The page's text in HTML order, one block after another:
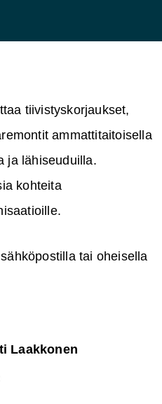
tiivistyskorjaukset,
ammattitaitoisella
ja lähiseuduilla.
kohteita
tai oheisella
Laakkonen